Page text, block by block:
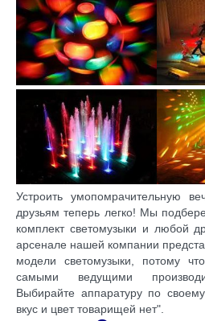
Устроить умопомрачительную
друзьям теперь легко! Мы
комплект светомузыки и любой
арсенале нашей компании
модели светомузыки, потому
самыми ведущими
Выбирайте аппаратуру по
вкус и цвет товарищей нет".